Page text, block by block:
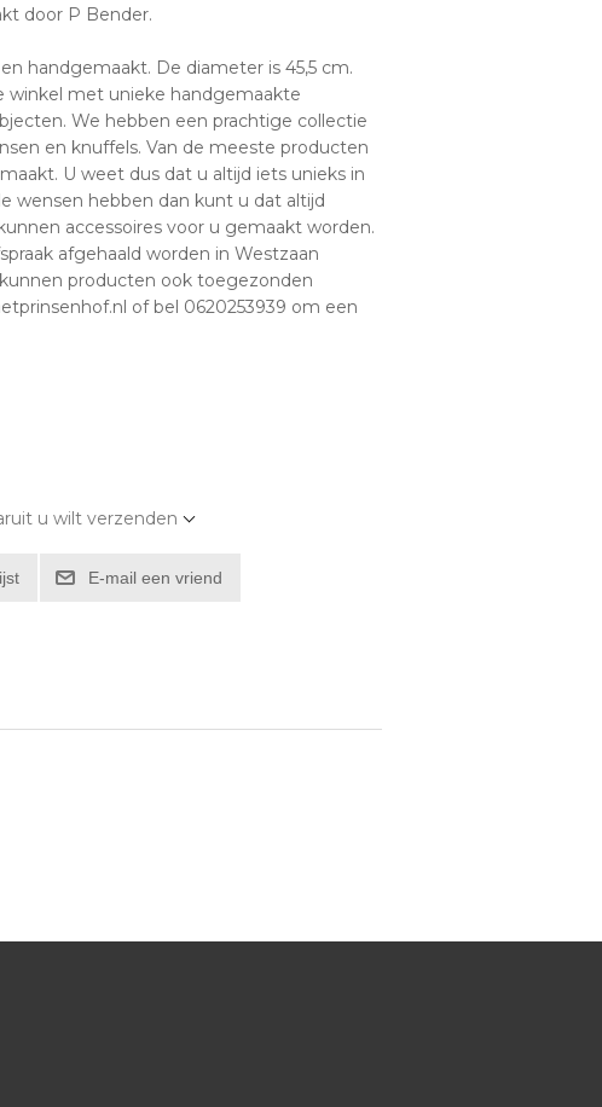
door P Bender.
handgemaakt. De diameter is 45,5 cm.
winkel met unieke handgemaakte
We hebben een prachtige collectie
en knuffels. Van de meeste producten
U weet dus dat u altijd iets unieks in
wensen hebben dan kunt u dat altijd
accessoires voor u gemaakt worden.
afgehaald worden in Westzaan
producten ook toegezonden
of bel 0620253939 om een
u wilt verzenden